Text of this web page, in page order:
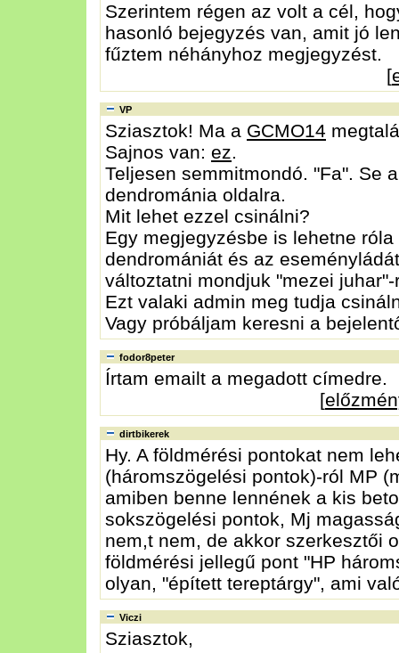
Szerintem régen az volt a cél,
hasonló bejegyzés van, amit jó
fűztem néhányhoz megjegyzést.
[
VP
Sziasztok! Ma a GCMO14
Sajnos van: ez.
Teljesen semmitmondó. "Fa". Se
dendrománia oldalra.
Mit lehet ezzel csinálni?
Egy megjegyzésbe is lehetne
dendromániát és az
változtatni mondjuk "mezei juhar"-
Ezt valaki admin meg tudja
Vagy próbáljam keresni a
fodor8peter
Írtam emailt a megadott címedre.
[
dirtbikerek
Hy. A földmérési pontokat nem
(háromszögelési pontok)-ról MP
amiben benne lennének a kis
sokszögelési pontok, Mj
nem,t nem, de akkor szerkesztői
földmérési jellegű pont "HP
olyan, "épített tereptárgy", ami
Viczi
Sziasztok,